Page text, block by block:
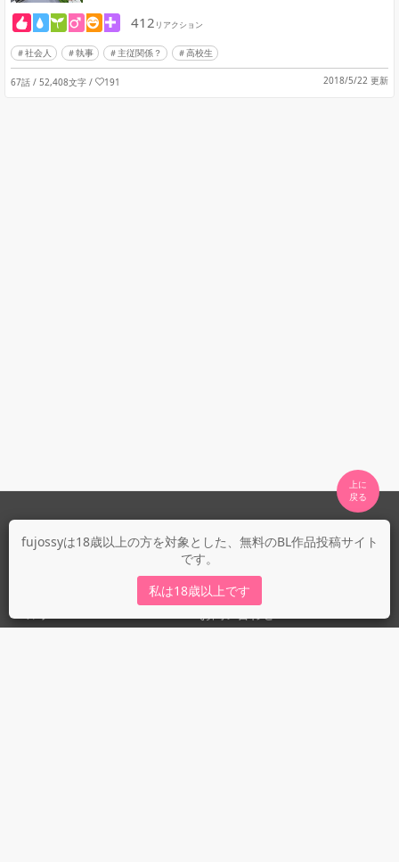
fujossyは18歳以上の方を対象とした、無料のBL作品投稿サイト
です。
私は18歳以上です
412 リアクション
社会人 執事 主従関係？ 高校生
67話 / 52,408文字 / 191 2018/5/22 更新
上に
fujossyについて
fujossy運営ブログ